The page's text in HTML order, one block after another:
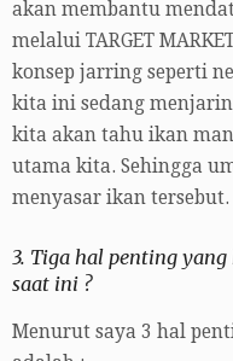
akan membantu
melalui TARGET
konsep jarring seperti
kita ini sedang
kita akan tahu ikan
utama kita. Sehingga
menyasar ikan tersebut.
3. Tiga hal penting
saat ini ?
Menurut saya 3 hal